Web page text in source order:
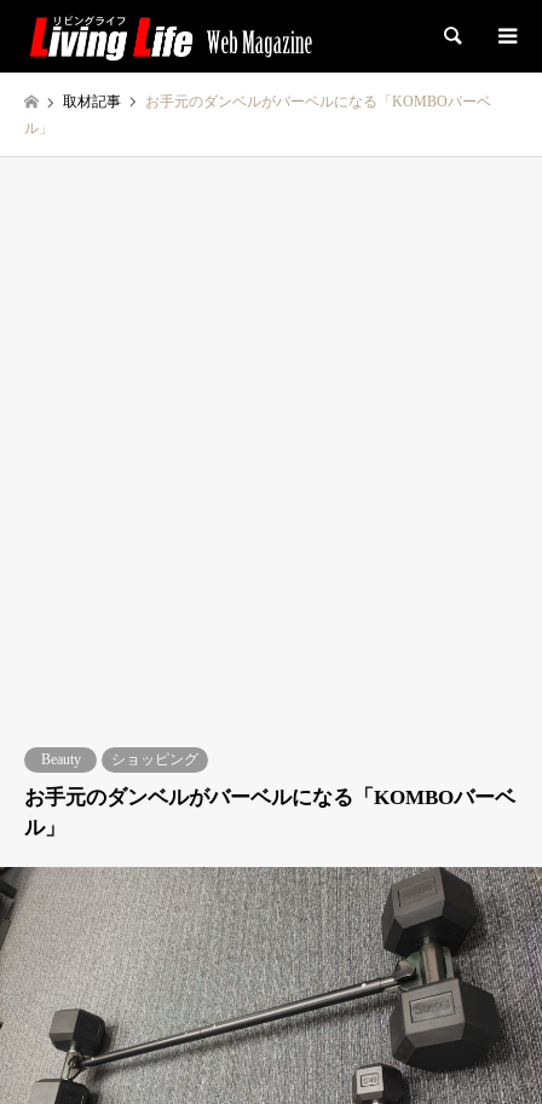
検索
取材記事
お手元のダンベルがバーベルになる「KOMBOバーベ
ル」
Beauty ショッピング
お手元のダンベルがバーベルになる「KOMBOバーベ
ル」